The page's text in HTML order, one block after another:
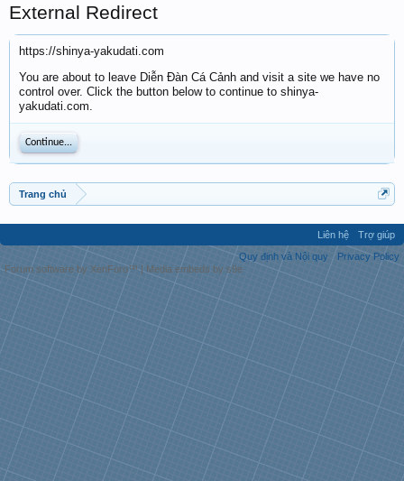
External Redirect
https://shinya-yakudati.com
You are about to leave Diễn Đàn Cá Cảnh and visit a site we have no
control over. Click the button below to continue to shinya-
yakudati.com.
Continue...
Trang chủ
Liên hệ
Trợ giúp
Quy định và Nội quy
Privacy Policy
Forum software by XenForo™ | Media embeds by s9e